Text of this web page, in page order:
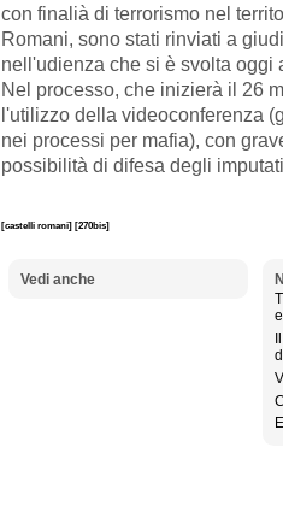
con finalià di terrorismo nel
Romani, sono stati rinviati a
nell'udienza che si è svolta oggi
Nel processo, che inizierà il 26
l'utilizzo della videoconferenza
nei processi per mafia), con
possibilità di difesa degli
[castelli romani] [270bis]
Vedi anche